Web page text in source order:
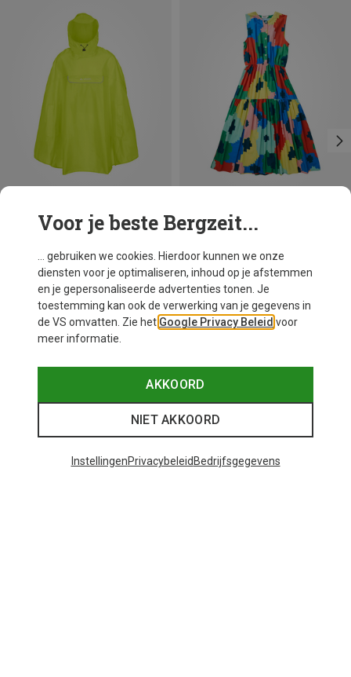
+4 Maten
Valdipino poncho
M L XL XXL
Je bespaart 18%
Voor je beste Bergzeit...
... gebruiken we cookies. Hierdoor kunnen we onze
diensten voor je optimaliseren, inhoud op je afstemmen
en je gepersonaliseerde advertenties tonen. Je
toestemming kan ook de verwerking van je gegevens in
de VS omvatten. Zie het Google Privacy Beleid voor
meer informatie.
AKKOORD
NIET AKKOORD
InstellingenPrivacybeleid Bedrijfsgegevens